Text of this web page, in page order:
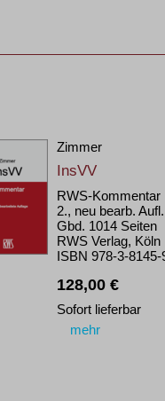
Zimmer
InsVV
RWS-Kommentar
2., neu bearb.
Gbd. 1014 Seiten
RWS Verlag, Köln
ISBN 978-3-8145-
128,00 €
Sofort lieferbar
mehr